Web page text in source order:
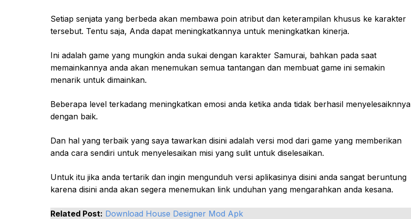
Setiap senjata yang berbeda akan membawa poin atribut dan keterampilan khusus ke karakter
tersebut. Tentu saja, Anda dapat meningkatkannya untuk meningkatkan kinerja.
Ini adalah game yang mungkin anda sukai dengan karakter Samurai, bahkan pada saat
memainkannya anda akan menemukan semua tantangan dan membuat game ini semakin
menarik untuk dimainkan.
Beberapa level terkadang meningkatkan emosi anda ketika anda tidak berhasil menyelesaiknnya
dengan baik.
Dan hal yang terbaik yang saya tawarkan disini adalah versi mod dari game yang memberikan
anda cara sendiri untuk menyelesaikan misi yang sulit untuk diselesaikan.
Untuk itu jika anda tertarik dan ingin mengunduh versi aplikasinya disini anda sangat beruntung
karena disini anda akan segera menemukan link unduhan yang mengarahkan anda kesana.
Related Post: Download House Designer Mod Apk